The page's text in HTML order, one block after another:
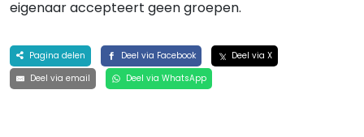
eigenaar accepteert geen groepen.
Pagina delen Deel via Facebook
Deel via X
Deel via email
Deel via WhatsApp